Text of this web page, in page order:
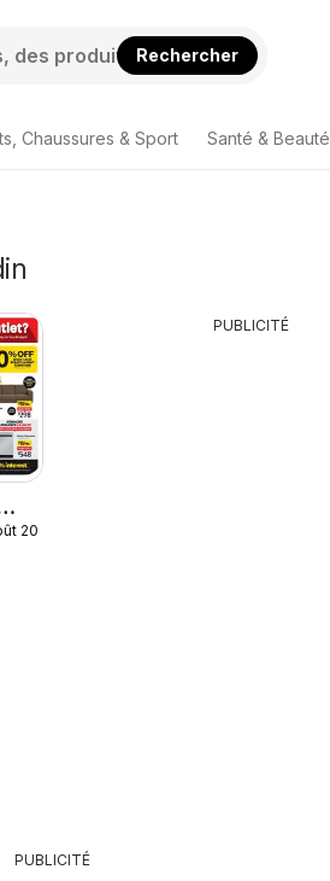
Rechercher
Chaussures & Sport Santé & Beauté
2026
PUBLICITÉ
PUBLICITÉ